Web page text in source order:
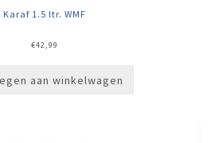
Karaf 1.5 ltr. WMF
€42,99
aan winkelwagen